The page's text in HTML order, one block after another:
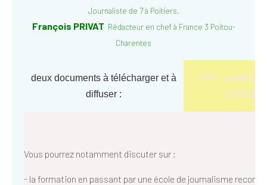
Journaliste de 7 à Poitiers.
François PRIVAT Rédacteur en chef à France 3 Poitou-
Charentes
deux documents à télécharger et à
diffuser :
« A4 - soirée du
2015.pdf
Vous pourrez notamment discuter sur :
- la formation en passant par une école de journalisme